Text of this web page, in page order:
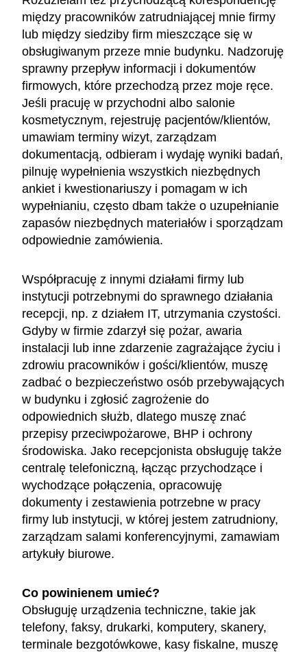
między pracowników zatrudniającej mnie firmy
lub między siedziby firm mieszczące się w
obsługiwanym przeze mnie budynku. Nadzoruję
sprawny przepływ informacji i dokumentów
firmowych, które przechodzą przez moje ręce.
Jeśli pracuję w przychodni albo salonie
kosmetycznym, rejestruję pacjentów/klientów,
umawiam terminy wizyt, zarządzam
dokumentacją, odbieram i wydaję wyniki badań,
pilnuję wypełnienia wszystkich niezbędnych
ankiet i kwestionariuszy i pomagam w ich
wypełnianiu, często dbam także o uzupełnianie
zapasów niezbędnych materiałów i sporządzam
odpowiednie zamówienia.
Współpracuję z innymi działami firmy lub
instytucji potrzebnymi do sprawnego działania
recepcji, np. z działem IT, utrzymania czystości.
Gdyby w firmie zdarzył się pożar, awaria
instalacji lub inne zdarzenie zagrażające życiu i
zdrowiu pracowników i gości/klientów, muszę
zadbać o bezpieczeństwo osób przebywających
w budynku i zgłosić zagrożenie do
odpowiednich służb, dlatego muszę znać
przepisy przeciwpożarowe, BHP i ochrony
środowiska. Jako recepcjonista obsługuję także
centralę telefoniczną, łącząc przychodzące i
wychodzące połączenia, opracowuję
dokumenty i zestawienia potrzebne w pracy
firmy lub instytucji, w której jestem zatrudniony,
zarządzam salami konferencyjnymi, zamawiam
artykuły biurowe.
Co powinienem umieć?
Obsługuję urządzenia techniczne, takie jak
telefony, faksy, drukarki, komputery, skanery,
terminale bezgotówkowe, kasy fiskalne, muszę